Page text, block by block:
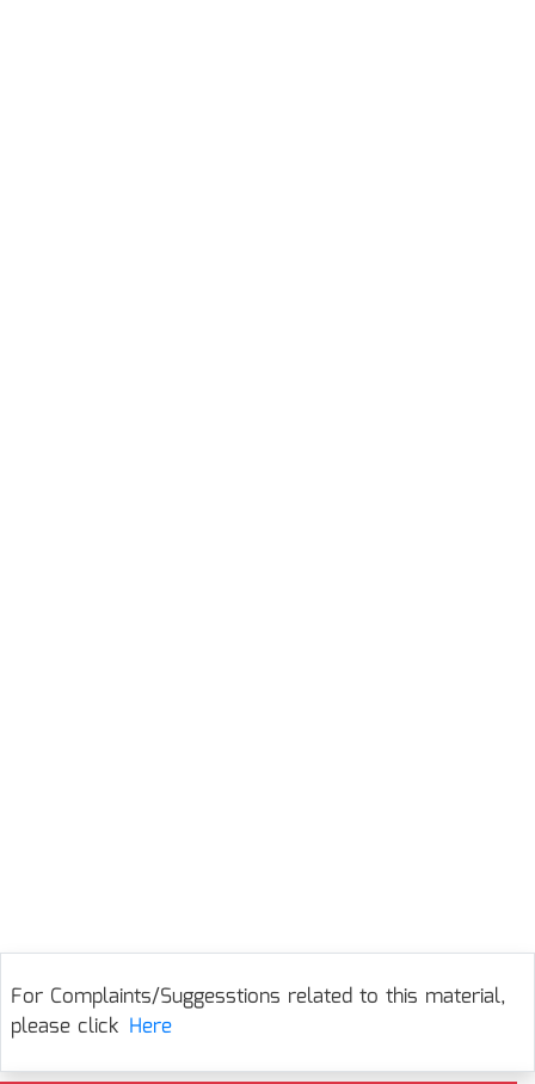
For Complaints/Suggesstions related to this material,
please click Here